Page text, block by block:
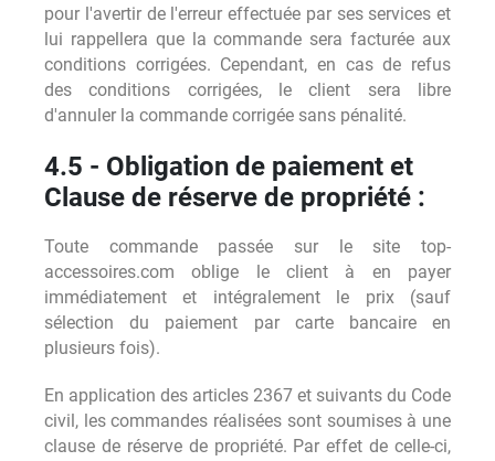
pour l'avertir de l'erreur effectuée par ses services et
lui rappellera que la commande sera facturée aux
conditions corrigées. Cependant, en cas de refus
des conditions corrigées, le client sera libre
d'annuler la commande corrigée sans pénalité.
4.5 - Obligation de paiement et
Clause de réserve de propriété :
Toute commande passée sur le site top-
accessoires.com oblige le client à en payer
immédiatement et intégralement le prix (sauf
sélection du paiement par carte bancaire en
plusieurs fois).
En application des articles 2367 et suivants du Code
civil, les commandes réalisées sont soumises à une
clause de réserve de propriété. Par effet de celle-ci,